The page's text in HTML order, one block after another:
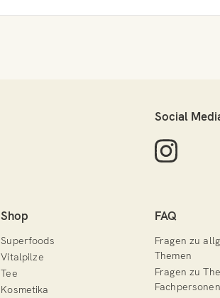
Social
Shop
Superfoods
Vitalpilze
Tee
Kosmetika
FAQ
Fragen zu
Themen
Fragen zu
Fachpersonen